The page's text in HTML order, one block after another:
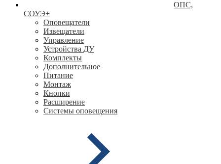
ОПС,
СОУЭ+
Оповещатели
Извещатели
Управление
Устройства ДУ
Комплекты
Дополнительное
Питание
Монтаж
Кнопки
Расширение
Системы оповещения